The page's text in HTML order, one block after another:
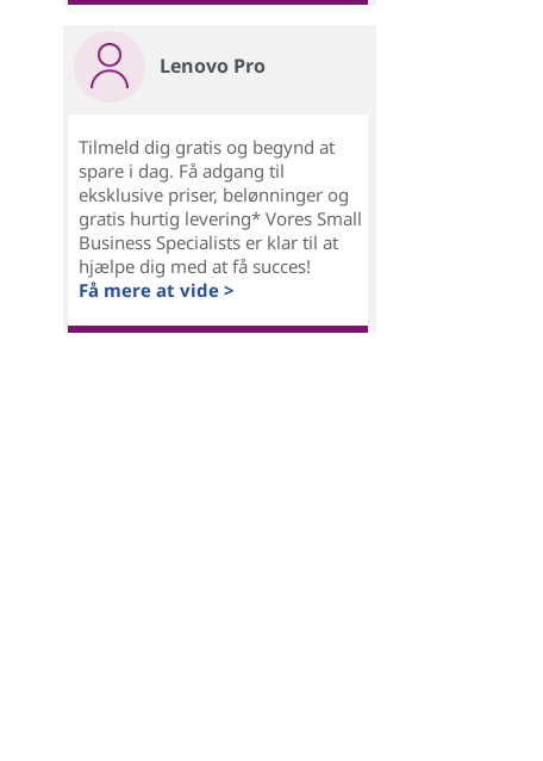
Lenovo Pro
Tilmeld dig gratis og begynd at
spare i dag. Få adgang til
eksklusive priser, belønninger og
gratis hurtig levering* Vores Small
Business Specialists er klar til at
hjælpe dig med at få succes!
Få mere at vide >